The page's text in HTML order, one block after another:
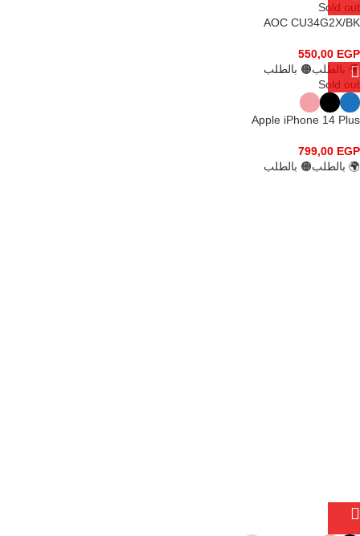
Sold out
AOC CU34G2X/BK
550,00 EGP
🌍 بالطلب🟠 بالطلب
Sold out
Apple iPhone 14 Plus
799,00 EGP
🌍 بالطلب🟠 بالطلب